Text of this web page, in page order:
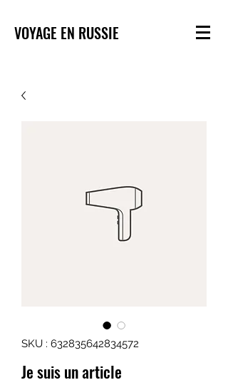
VOYAGE EN RUSSIE
SKU : 632835642834572
Je suis un article